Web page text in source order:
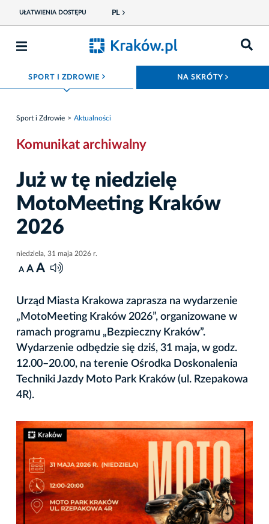
UŁATWIENIA DOSTĘPU PL
SPORT I ZDROWIE ROZWIŃ MENU NA SKRÓTY
Sport i Zdrowie Aktualności
Komunikat archiwalny
Już w tę niedzielę
MotoMeeting Kraków
2026
niedziela, 31 maja 2026 r.
A A A
Urząd Miasta Krakowa zaprasza na wydarzenie
„MotoMeeting Kraków 2026”, organizowane w
ramach programu „Bezpieczny Kraków”.
Wydarzenie odbędzie się dziś, 31 maja, w godz.
12.00–20.00, na terenie Ośrodka Doskonalenia
Techniki Jazdy Moto Park Kraków (ul. Rzepakowa
4R).